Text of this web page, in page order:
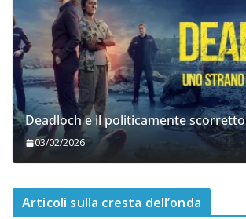
Deadloch e il politicamente scorretto
03/02/2026
Articoli sulla cresta dell’onda